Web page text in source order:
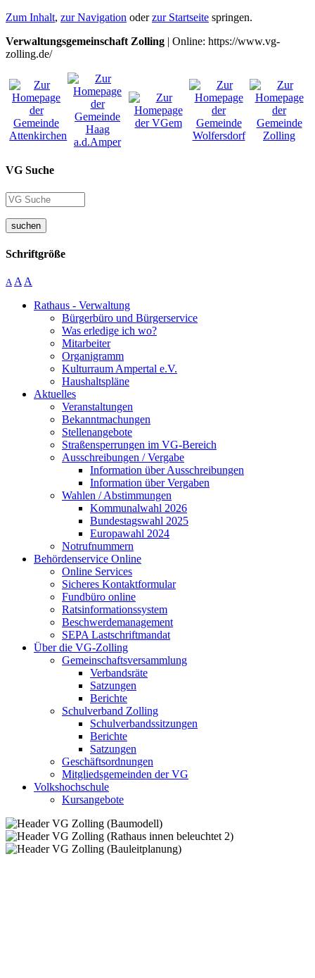
Zum Inhalt, zur Navigation oderzur Startseite springen.
Verwaltungsgemeinschaft Zolling | Online: https://www.vg-
zolling.de/
VG Suche
suchen
Schriftgröße
A A A
Rathaus - Verwaltung
Bürgerbüro und Bürgerservice
Was erledige ich wo?
Mitarbeiter
Organigramm
Kulturraum Ampertal e.V.
Haushaltspläne
Aktuelles
Veranstaltungen
Bekanntmachungen
Stellenangebote
Straßensperrungen im VG-Bereich
Ausschreibungen / Vergabe
Information über Ausschreibungen
Information über Vergaben
Wahlen / Abstimmungen
Kommunalwahl 2026
Bundestagswahl 2025
Europawahl 2024
Notrufnummern
Behördenservice Online
Online Services
Sicheres Kontaktformular
Fundbüro online
Ratsinformationssystem
Beschwerdemanagement
SEPA Lastschriftmandat
Über die VG-Zolling
Gemeinschaftsversammlung
Verbandsräte
Satzungen
Berichte
Schulverband Zolling
Schulverbandssitzungen
Berichte
Satzungen
Geschäftsordnungen
Mitgliedsgemeinden der VG
Volkshochschule
Kursangebote